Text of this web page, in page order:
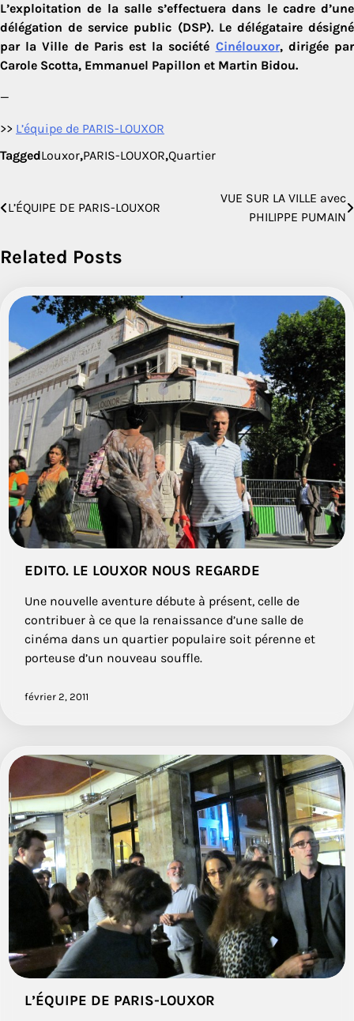
L’exploitation de la salle s’effectuera dans le cadre d’une
délégation de service public (DSP). Le délégataire désigné
par la Ville de Paris est la société Cinélouxor, dirigée par
Carole Scotta, Emmanuel Papillon et Martin Bidou.
—
>> L’équipe de PARIS-LOUXOR
TaggedLouxor,PARIS-LOUXOR,Quartier
Navigation
l’article
L’ÉQUIPE DE PARIS-LOUXOR
VUE SUR LA VILLE avec
PHILIPPE PUMAIN
Related Posts
EDITO. LE LOUXOR NOUS REGARDE
Une nouvelle aventure débute à présent, celle de
contribuer à ce que la renaissance d’une salle de
cinéma dans un quartier populaire soit pérenne et
porteuse d’un nouveau souffle.
février 2, 2011
L’ÉQUIPE DE PARIS-LOUXOR